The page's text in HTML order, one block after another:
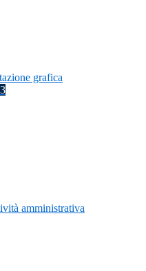
grafica
3
amministrativa